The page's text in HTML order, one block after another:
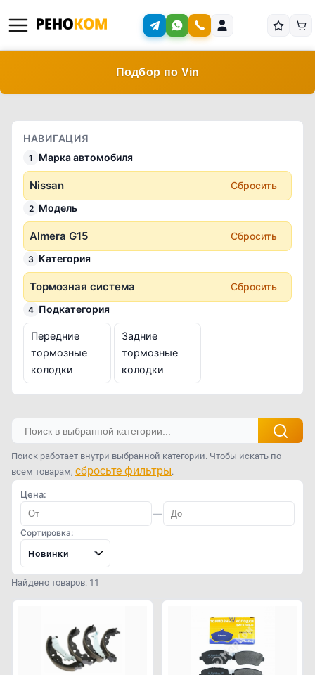
Подбор по Vin
НАВИГАЦИЯ
1 Марка автомобиля
Nissan Сбросить
2 Модель
Almera G15 Сбросить
3 Категория
Тормозная система Сбросить
4 Подкатегория
Передние
тормозные
колодки
Задние
тормозные
колодки
Поиск работает внутри выбранной категории. Чтобы искать по
всем товарам, сбросьте фильтры.
Цена:
—
Сортировка:
Новинки
Найдено товаров: 11